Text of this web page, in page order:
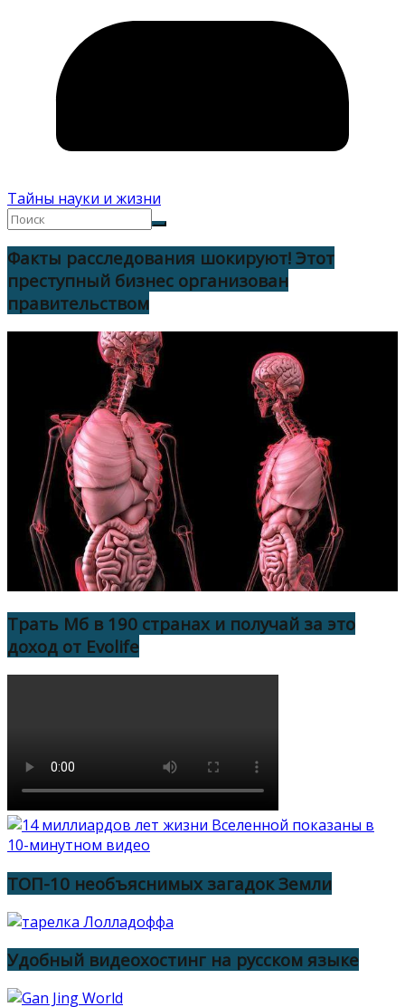
Тайны науки и жизни
Факты расследования шокируют! Этот
преступный бизнес организован
правительством
Трать Мб в 190 странах и получай за это
доход от Evolife
ТОП-10 необъяснимых загадок Земли
Удобный видеохостинг на русском языке